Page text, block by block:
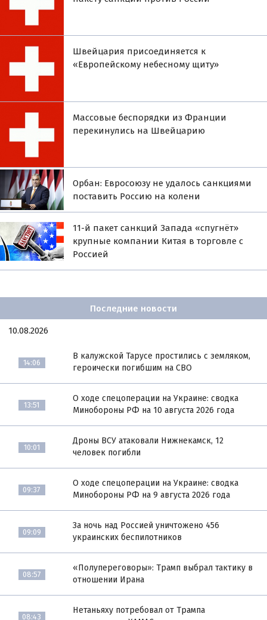
Швейцария присоединяется к
«Европейскому небесному щиту»
Массовые беспорядки из Франции
перекинулись на Швейцарию
Орбан: Евросоюзу не удалось санкциями
поставить Россию на колени
11-й пакет санкций Запада «спугнёт»
крупные компании Китая в торговле с
Россией
Последние новости
10.08.2026
14:06
В калужской Тарусе простились с земляком,
героически погибшим на СВО
13:51
О ходе спецоперации на Украине: сводка
Минобороны РФ на 10 августа 2026 года
10:01
Дроны ВСУ атаковали Нижнекамск, 12
человек погибли
09:37
О ходе спецоперации на Украине: сводка
Минобороны РФ на 9 августа 2026 года
09:09
За ночь над Россией уничтожено 456
украинских беспилотников
08:57
«Полупереговоры»: Трамп выбрал тактику в
отношении Ирана
08:43
Нетаньяху потребовал от Трампа